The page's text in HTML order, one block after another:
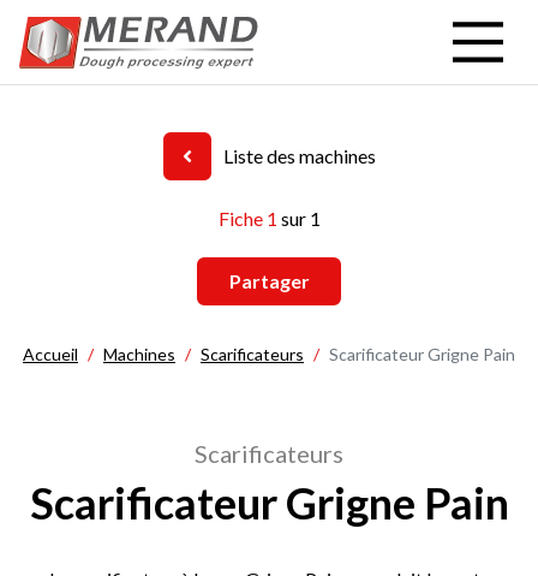
Aller
contenu
Liste des machines
Fiche 1 sur 1
Partager
Accueil Machines Scarificateurs Scarificateur Grigne Pain
Scarificateurs
Scarificateur Grigne Pain